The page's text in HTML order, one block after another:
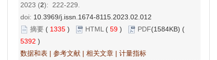
2023 (2): 222-229.
doi: 10.3969/j.issn.1674-8115.2023.02.012
摘要 ( 1335 ) HTML ( 59 ) PDF(1584KB) (
5392 )
数据和表 | 参考文献 | 相关文章 | 计量指标